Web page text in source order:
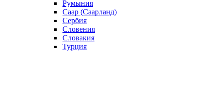
Румыния
Саар (Саарланд)
Сербия
Словения
Словакия
Турция